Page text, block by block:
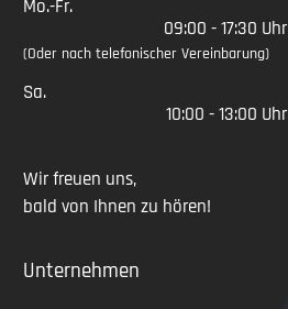
Mo.-Fr.
09:00 - 17:30 Uhr
(Oder nach telefonischer Vereinbarung)
Sa.
10:00 - 13:00 Uhr
Wir freuen uns,
bald von Ihnen zu hören!
Unternehmen